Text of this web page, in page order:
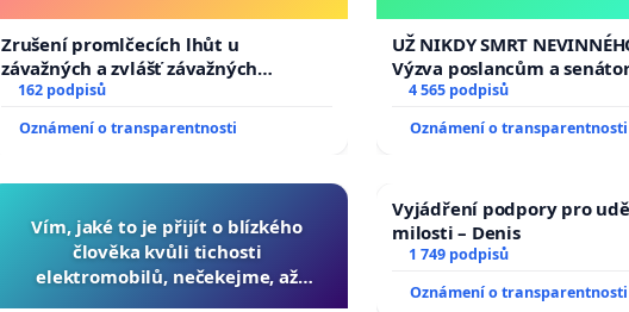
Zrušení promlčecích lhůt u
závažných a zvlášť závažných
trestných činů
162 podpisů
Oznámení o transparentnosti
opakovat!
UŽ NIKDY SMRT
Výzva poslancům a
Změňte urychleně zákon,
opakovat!
4 565 podpisů
Oznámení o transparentnosti
Vím, jaké to je přijít o blízkého
člověka kvůli tichosti
elektromobilů, nečekejme, až
Vyjádření podpory pro
milosti – Denis
1 749 podpisů
Oznámení o transparentnosti